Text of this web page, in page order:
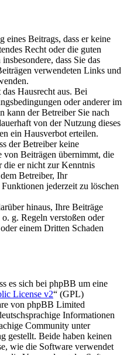
eines Beitrags, dass er keine
Recht oder die guten
dass Sie das
verwendeten Links und
Hausrecht aus. Bei
oder anderer im
kann der Betreiber Sie nach
von der Nutzung dieses
ein Hausverbot erteilen.
der Betreiber keine
Beiträgen übernimmt, die
die er nicht zur Kenntnis
Betreiber, Ihr
jederzeit zu löschen
hinaus, Ihre Beiträge
g. Regeln verstoßen oder
einem Dritten Schaden
es sich bei phpBB um eine
License v2“ (GPL)
von phpBB Limited
Informationen
Community unter
gestellt. Beide haben keinen
wie die Software verwendet